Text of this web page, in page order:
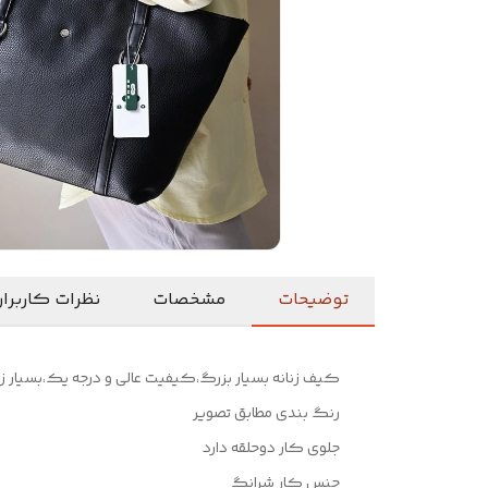
توضیحات مشخصات نظرات
کیف زنانه بسیار بزرگ،کیفیت عالی و درجه یک،بسیار
رنگ بندی مطابق تصویر
جلوی کار دوحلقه دارد